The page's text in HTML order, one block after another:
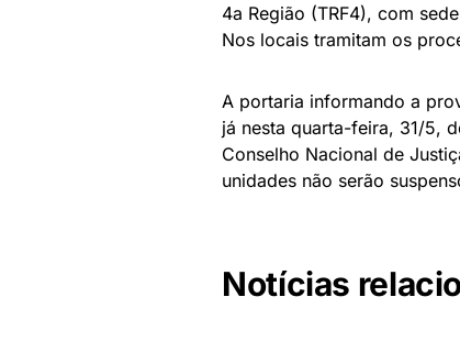
4a Região (TRF4), com
Nos locais tramitam os
A portaria informando a
já nesta quarta-feira, 31/5,
Conselho Nacional de
unidades não serão
Notícias